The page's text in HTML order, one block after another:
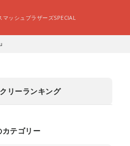
マッシュブラザーズSPECIAL
リーランキング
カテゴリー